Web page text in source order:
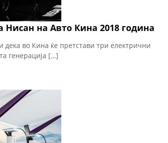
на Авто Кина 2018 година
дека во Кина ќе претстави три електрични
генерација […]